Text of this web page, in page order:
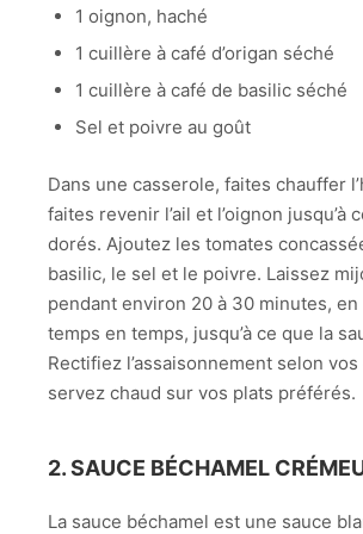
1 oignon, haché
1 cuillère à café d’origan séché
1 cuillère à café de basilic séché
Sel et poivre au goût
Dans une casserole, faites chauffer
faites revenir l’ail et l’oignon jusqu’à
dorés. Ajoutez les tomates
basilic, le sel et le poivre. Laissez
pendant environ 20 à 30 minutes,
temps en temps, jusqu’à ce que la
Rectifiez l’assaisonnement selon
servez chaud sur vos plats préférés.
2. SAUCE BÉCHAMEL
La sauce béchamel est une sauce